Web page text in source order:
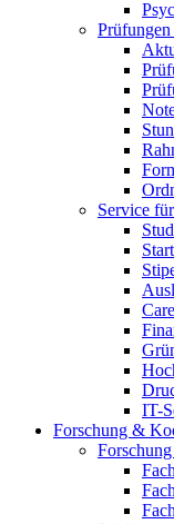
Service
IT-
Forschung &